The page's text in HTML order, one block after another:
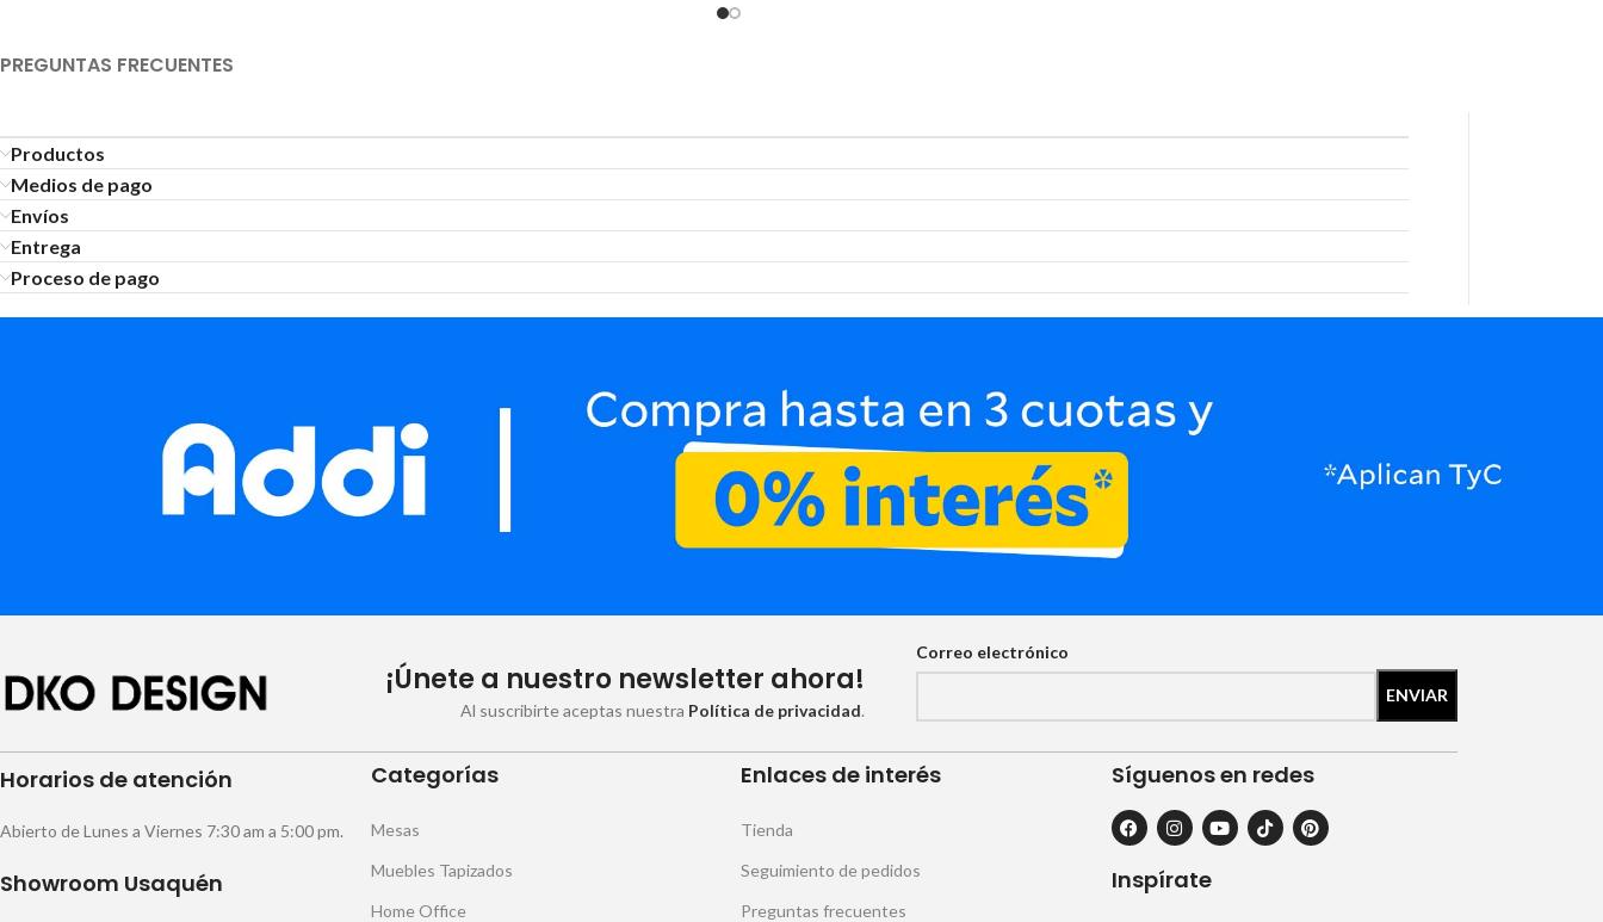
PREGUNTAS FRECUENTES
Productos
Medios de pago
Envíos
Entrega
Proceso de pago
¡Únete a nuestro newsletter ahora!
Al suscribirte aceptas nuestra Política de privacidad.
Correo electrónico
Horarios de atención
Abierto de Lunes a Viernes 7:30 am a 5:00 pm.
Showroom Usaquén
Categorías
Mesas
Muebles Tapizados
Home Office
Enlaces de interés
Tienda
Seguimiento de pedidos
Preguntas frecuentes
Síguenos en redes
Inspírate